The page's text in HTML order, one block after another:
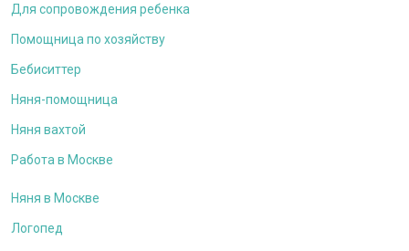
Для сопровождения ребенка
Помощница по хозяйству
Бебиситтер
Няня-помощница
Няня вахтой
Работа в Москве
Няня в Москве
Логопед